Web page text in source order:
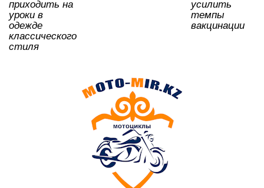
приходить на
уроки в
одежде
классического
стиля
усилить
темпы
вакцинации